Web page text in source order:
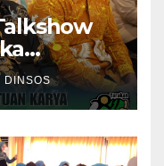
Kota
DINSOS